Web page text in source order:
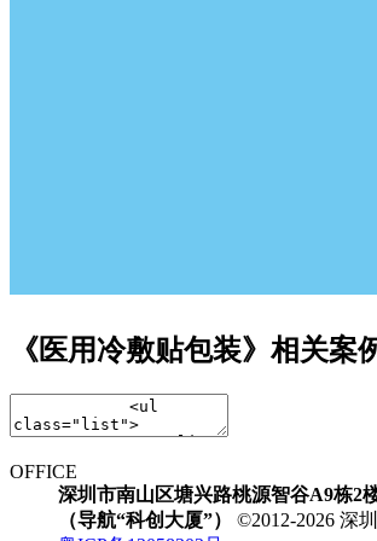
《医用冷敷贴包装》相关案
OFFICE
深圳市南山区塘兴路桃源智谷A9栋2
（导航“科创大厦”）
©2012-2026 深